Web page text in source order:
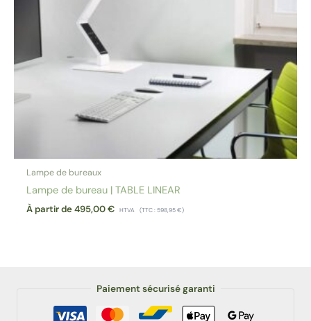
Lampe de bureaux
Lampe de bureau | TABLE LINEAR
À partir de495,00€ HTVA (TTC :598,95€)
Paiement sécurisé garanti